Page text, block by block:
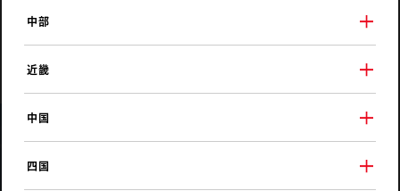
中部
近畿
中国
四国
愛知トヨタ
晴丘店